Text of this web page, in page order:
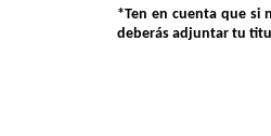
*Ten en cuenta que si
deberás adjuntar tu